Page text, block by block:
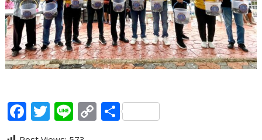
F
ac
T
w
Li
n
C
o
S
h